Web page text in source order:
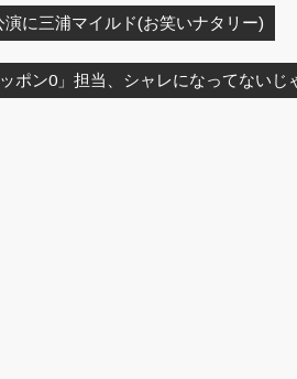
に三浦マイルド(お笑いナタリー)
ポン0」担当、シャレになってないじ